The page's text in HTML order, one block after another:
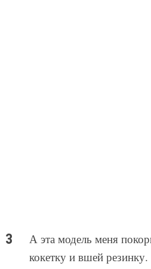
А эта модель меня
кокетку и вшей резинку.